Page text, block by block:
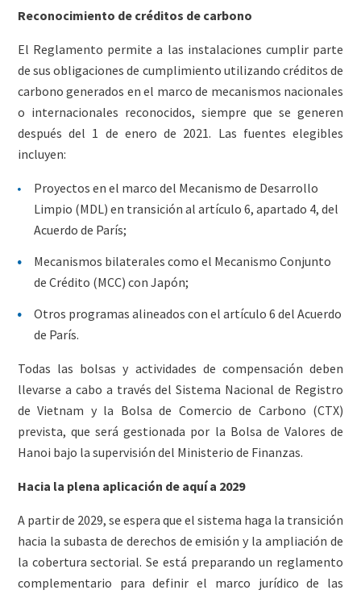
Reconocimiento de créditos de carbono
El Reglamento permite a las instalaciones cumplir parte
de sus obligaciones de cumplimiento utilizando créditos de
carbono generados en el marco de mecanismos nacionales
o internacionales reconocidos, siempre que se generen
después del 1 de enero de 2021. Las fuentes elegibles
incluyen:
Proyectos en el marco del Mecanismo de Desarrollo
Limpio (MDL) en transición al artículo 6, apartado 4, del
Acuerdo de París;
Mecanismos bilaterales como el Mecanismo Conjunto
de Crédito (MCC) con Japón;
Otros programas alineados con el artículo 6 del Acuerdo
de París.
Todas las bolsas y actividades de compensación deben
llevarse a cabo a través del Sistema Nacional de Registro
de Vietnam y la Bolsa de Comercio de Carbono (CTX)
prevista, que será gestionada por la Bolsa de Valores de
Hanoi bajo la supervisión del Ministerio de Finanzas.
Hacia la plena aplicación de aquí a 2029
A partir de 2029, se espera que el sistema haga la transición
hacia la subasta de derechos de emisión y la ampliación de
la cobertura sectorial. Se está preparando un reglamento
complementario para definir el marco jurídico de las